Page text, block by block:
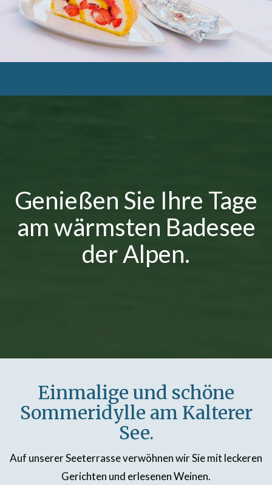
Genießen Sie Ihre Tage
am wärmsten Badesee
der Alpen.
Einmalige und schöne
Sommeridylle am Kalterer
See.
Auf unserer Seeterrasse verwöhnen wir Sie mit leckeren
Gerichten und erlesenen Weinen.